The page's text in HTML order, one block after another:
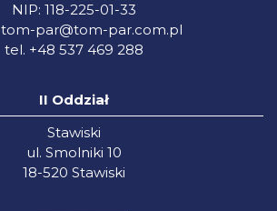
NIP: 118-225-01-33
tom-par@tom-par.com.pl
tel. +48 537 469 288
II Oddział
Stawiski
ul. Smolniki 10
18-520 Stawiski